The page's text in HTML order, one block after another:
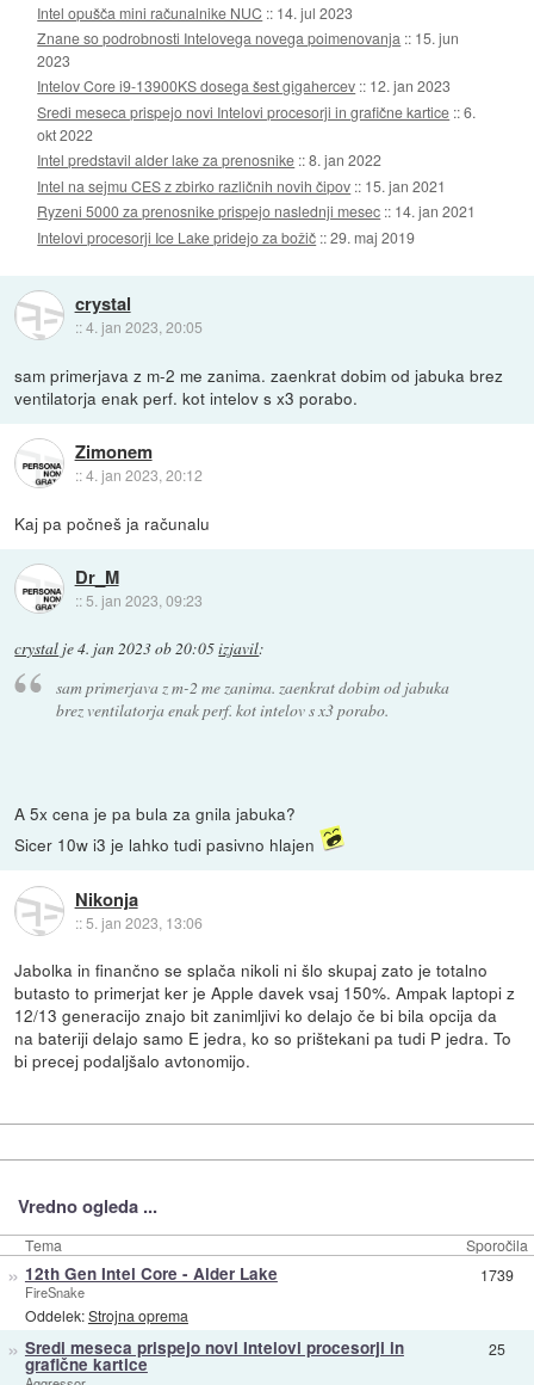
Intel opušča mini računalnike NUC :: 14. jul 2023
Znane so podrobnosti Intelovega novega poimenovanja :: 15. jun
2023
Intelov Core i9-13900KS dosega šest gigahercev :: 12. jan 2023
Sredi meseca prispejo novi Intelovi procesorji in grafične kartice ::6.
okt 2022
Intel predstavil alder lake za prenosnike ::8. jan 2022
Intel na sejmu CES z zbirko različnih novih čipov :: 15. jan 2021
Ryzeni 5000 za prenosnike prispejo naslednji mesec :: 14. jan 2021
Intelovi procesorji Ice Lake pridejo za božič ::29. maj 2019
crystal
::4. jan 2023, 20:05
sam primerjava z m-2 me zanima. zaenkrat dobim od jabuka brez
ventilatorja enak perf. kot intelov s x3 porabo.
Zimonem
::4. jan 2023, 20:12
Kaj pa počneš ja računalu
Dr_M
:: 5. jan 2023, 09:23
crystal je4. jan 2023 ob 20:05izjavil:
sam primerjava z m-2 me zanima. zaenkrat dobim od jabuka
brez ventilatorja enak perf. kot intelov s x3 porabo.
A 5x cena je pa bula za gnila jabuka?
Sicer 10w i3 je lahko tudi pasivno hlajen
Nikonja
::5. jan 2023, 13:06
Jabolka in finančno se splača nikoli ni šlo skupaj zato je totalno
butasto to primerjat ker je Apple davek vsaj 150%. Ampak laptopi z
12/13 generacijo znajo bit zanimljivi ko delajo če bi bila opcija da
na bateriji delajo samo E jedra, ko so prištekani pa tudi P jedra. To
bi precej podaljšalo avtonomijo.
Vredno ogleda ...
Tema Sporočila
» 12th Gen Intel Core - Alder Lake
FireSnake
Oddelek:Strojna oprema
1739
» Sredi meseca prispejo novi Intelovi procesorji in
grafične kartice
25